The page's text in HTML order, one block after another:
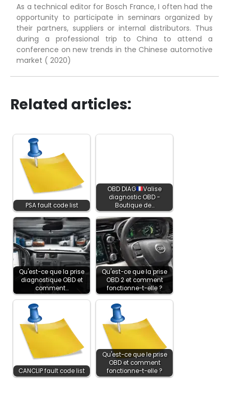
As a technical editor for Bosch France, I often had the
opportunity to participate in seminars organized by
their partners, suppliers or internal distributors. Thus
during a professional trip to China to attend a
conference on new trends in the Chinese automotive
market ( 2020)
Related articles:
PSA fault code list
OBD DIAG
Valise
diagnostic OBD -
Boutique de…
Qu'est-ce que la prise
diagnostique OBD et
comment…
Qu'est-ce que la prise
OBD 2 et comment
fonctionne-t-elle ?
CANCLIP fault code list
Qu'est-ce que le prise
OBD et comment
fonctionne-t-elle ?